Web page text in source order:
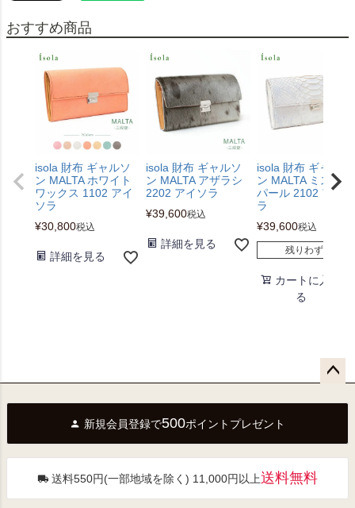
おすすめ商品
isola 財布 ギャルソ
ン MALTA ホワイト
ワックス 1102 アイ
ソラ
¥30,800税込
詳細を見る
isola 財布 ギャルソ
ン MALTA アザラシ
2202 アイソラ
¥39,600税込
詳細を見る
isola 財布 ギャルソ
ン MALTA ミスティ
パール 2102 アイソ
ラ
¥39,600税込
残りわずか
カートに入れ
る
へ
新規会員登録で500ポイントプレゼント
送料550円(一部地域を除く) 11,000円以上送料無料